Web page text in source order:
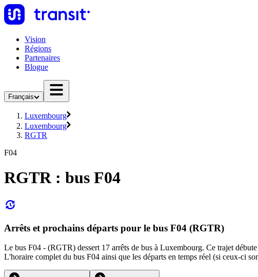
Vision
Régions
Partenaires
Blogue
Français
Luxembourg
Luxembourg
RGTR
F04
RGTR : bus F04
Arrêts et prochains départs pour le bus F04 (RGTR)
Le bus F04 - (RGTR) dessert 17 arrêts de bus à Luxembourg. Ce trajet
L'horaire complet du bus F04 ainsi que les départs en temps réel (si ceux-ci